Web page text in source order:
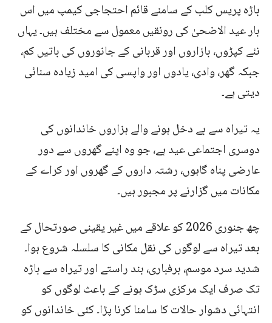
باڑہ پریس کلب کے سامنے قائم احتجاجی کیمپ میں اس
بار عید الاضحیٰ کی رونقیں معمول سے مختلف ہیں۔ یہاں
نئے کپڑوں، بازاروں اور قربانی کے جانوروں کی باتیں کم،
جبکہ گھر، وادی، یادوں اور واپسی کی امید زیادہ سنائی
دیتی ہے۔
یہ تیراہ سے بے دخل ہونے والے ہزاروں خاندانوں کی
دوسری اجتماعی عید ہے، جو وہ اپنے گھروں سے دور
عارضی پناہ گاہوں، رشتہ داروں کے گھروں اور کراے کے
مکانات میں گزارنے پر مجبور ہیں۔
چھ جنوری 2026 کو علاقے میں غیر یقینی صورتحال کے
بعد تیراہ سے لوگوں کی نقل مکانی کا سلسلہ شروع ہوا۔
شدید سرد موسم، برفباری، بند راستے اور تیراہ سے باڑہ
تک صرف ایک مرکزی سڑک ہونے کے باعث لوگوں کو
انتہائی دشوار حالات کا سامنا کرنا پڑا۔ کئی خاندانوں کو